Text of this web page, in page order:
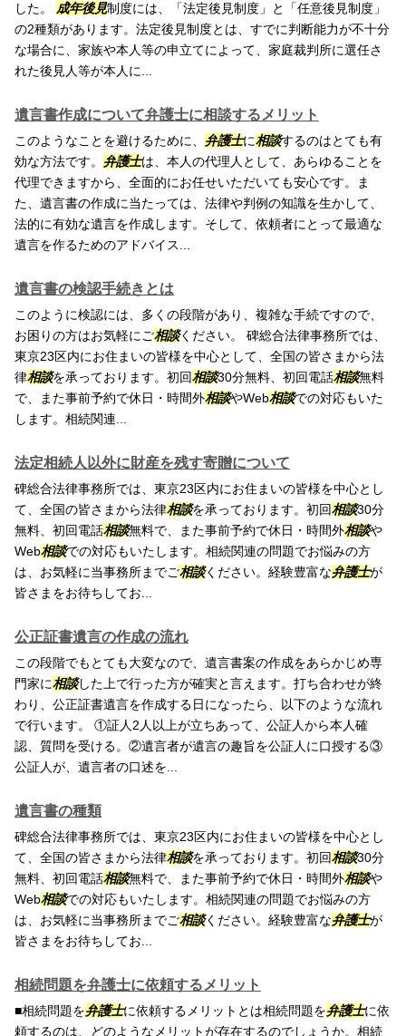
した。 成年後見制度には、「法定後見制度」と「任意後見制度」
の2種類があります。法定後見制度とは、すでに判断能力が不十分
な場合に、家族や本人等の申立てによって、家庭裁判所に選任さ
れた後見人等が本人に...
遺言書作成について弁護士に相談するメリット
このようなことを避けるために、 弁護士に相談するのはとても有
効な方法です。 弁護士は、本人の代理人として、あらゆることを
代理できますから、全面的にお任せいただいても安心です。ま
た、遺言書の作成に当たっては、法律や判例の知識を生かして、
法的に有効な遺言を作成します。そして、依頼者にとって最適な
遺言を作るためのアドバイス...
遺言書の検認手続きとは
このように検認には、多くの段階があり、複雑な手続ですので、
お困りの方はお気軽にご相談ください。 碑総合法律事務所では、
東京23区内にお住まいの皆様を中心として、全国の皆さまから法
律相談を承っております。初回相談30分無料、初回電話相談無料
で、また事前予約で休日・時間外相談やWeb相談での対応もいた
します。相続関連...
法定相続人以外に財産を残す寄贈について
碑総合法律事務所では、東京23区内にお住まいの皆様を中心とし
て、全国の皆さまから法律相談を承っております。初回相談30分
無料、初回電話相談無料で、また事前予約で休日・時間外相談や
Web相談での対応もいたします。相続関連の問題でお悩みの方
は、お気軽に当事務所までご相談ください。経験豊富な弁護士が
皆さまをお待ちしてお...
公正証書遺言の作成の流れ
この段階でもとても大変なので、遺言書案の作成をあらかじめ専
門家に相談した上で行った方が確実と言えます。打ち合わせが終
わり、公正証書遺言を作成する日になったら、以下のような流れ
で行います。 ①証人2人以上が立ちあって、公証人から本人確
認、質問を受ける。②遺言者が遺言の趣旨を公証人に口授する③
公証人が、遺言者の口述を...
遺言書の種類
碑総合法律事務所では、東京23区内にお住まいの皆様を中心とし
て、全国の皆さまから法律相談を承っております。初回相談30分
無料、初回電話相談無料で、また事前予約で休日・時間外相談や
Web相談での対応もいたします。相続関連の問題でお悩みの方
は、お気軽に当事務所までご相談ください。経験豊富な弁護士が
皆さまをお待ちしてお...
相続問題を弁護士に依頼するメリット
■相続問題を弁護士に依頼するメリットとは相続問題を弁護士に依
頼するのは、どのようなメリットが存在するのでしょうか。相続